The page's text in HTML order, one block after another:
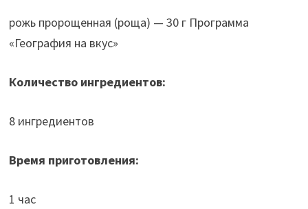
рожь пророщенная (роща) — 30 г Программа
«География на вкус»
Количество ингредиентов:
8 ингредиентов
Время приготовления:
1 час